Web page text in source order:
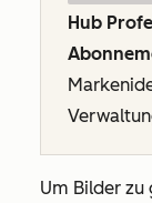
Hub
Um Bilder zu